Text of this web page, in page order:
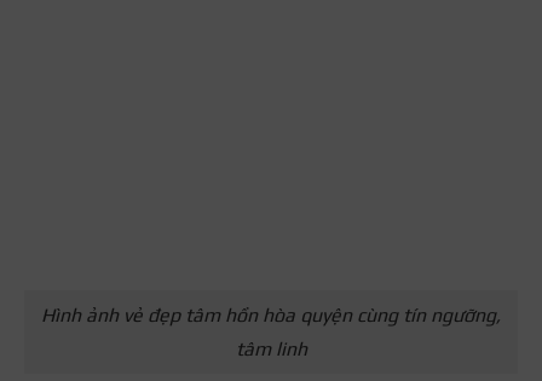
Hình ảnh vẻ đẹp tâm hồn hòa quyện cùng tín ngưỡng,
tâm linh